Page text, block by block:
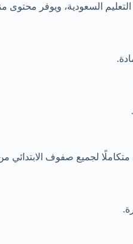
السعودية، ويوفر محتوى
متكاملًا لجميع صفوف